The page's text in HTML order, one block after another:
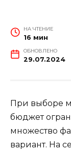
НА ЧТЕНИЕ
16 мин
ОБНОВЛЕНО
29.07.2024
При выборе
бюджет
множество
вариант. На